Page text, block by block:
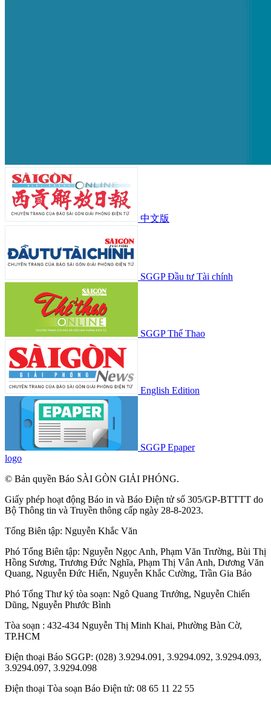
中文版
SGGP Đầu tư Tài chính
SGGP Thể Thao
English Edition
SGGP Epaper
logo
© Bản quyền Báo SÀI GÒN GIẢI PHÓNG.
Giấy phép hoạt động Báo in và Báo Điện tử số 305/GP-BTTTT do
Bộ Thông tin và Truyền thông cấp ngày 28-8-2023.
Tổng Biên tập: Nguyễn Khắc Văn
Phó Tổng Biên tập: Nguyễn Ngọc Anh, Phạm Văn Trường, Bùi Thị
Hồng Sương, Trương Đức Nghĩa, Phạm Thị Vân Anh, Dương Văn
Quang, Nguyễn Đức Hiển, Nguyễn Khắc Cường, Trần Gia Bảo
Phó Tổng Thư ký tòa soạn: Ngô Quang Trưởng, Nguyễn Chiến
Dũng, Nguyễn Phước Bình
Tòa soạn : 432-434 Nguyễn Thị Minh Khai, Phường Bàn Cờ,
TP.HCM
Điện thoại Báo SGGP: (028) 3.9294.091, 3.9294.092, 3.9294.093,
3.9294.097, 3.9294.098
Điện thoại Tòa soạn Báo Điện tử: 08 65 11 22 55